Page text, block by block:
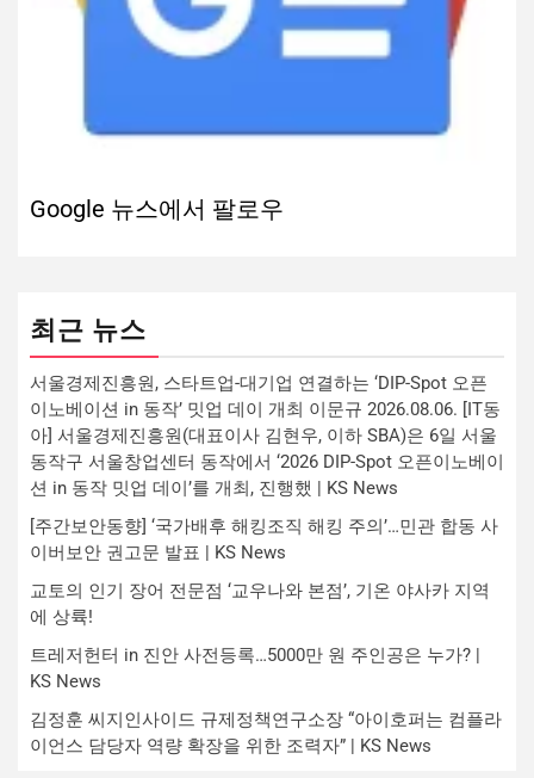
Google 뉴스에서 팔로우
최근 뉴스
서울경제진흥원, 스타트업-대기업 연결하는 ‘DIP-Spot 오픈
이노베이션 in 동작’ 밋업 데이 개최 이문규 2026.08.06. [IT동
아] 서울경제진흥원(대표이사 김현우, 이하 SBA)은 6일 서울
동작구 서울창업센터 동작에서 ‘2026 DIP-Spot 오픈이노베이
션 in 동작 밋업 데이’를 개최, 진행했 | KS News
[주간보안동향] ‘국가배후 해킹조직 해킹 주의’…민관 합동 사
이버보안 권고문 발표 | KS News
교토의 인기 장어 전문점 ‘교우나와 본점’, 기온 야사카 지역
에 상륙!
트레저헌터 in 진안 사전등록…5000만 원 주인공은 누가? |
KS News
김정훈 씨지인사이드 규제정책연구소장 “아이호퍼는 컴플라
이언스 담당자 역량 확장을 위한 조력자” | KS News